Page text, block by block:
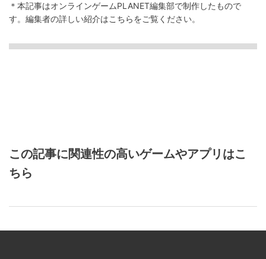
＊本記事はオンラインゲームPLANET編集部で制作したもので
す。 編集者の詳しい紹介はこちらをご覧ください。
この記事に関連性の高いゲームやアプリはこ
ちら